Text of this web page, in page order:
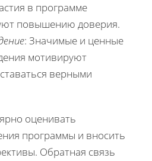
в программе
повышению доверия.
: Значимые и ценные
мотивируют
верными
оценивать
программы и вносить
Обратная связь